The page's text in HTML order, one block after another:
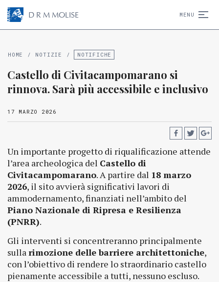
D R M MOLISE MENU
HOME / NOTIZIE / NOTIFICHE
Castello di Civitacampomarano si
rinnova. Sarà più accessibile e inclusivo
17 MARZO 2026
Un importante progetto di riqualificazione attende
l’area archeologica del Castello di
Civitacampomarano. A partire dal 18 marzo
2026, il sito avvierà significativi lavori di
ammodernamento, finanziati nell’ambito del
Piano Nazionale di Ripresa e Resilienza
(PNRR).
Gli interventi si concentreranno principalmente
sullarimozione delle barriere architettoniche,
con l’obiettivo di rendere lo straordinario castello
pienamente accessibile a tutti, nessuno escluso.